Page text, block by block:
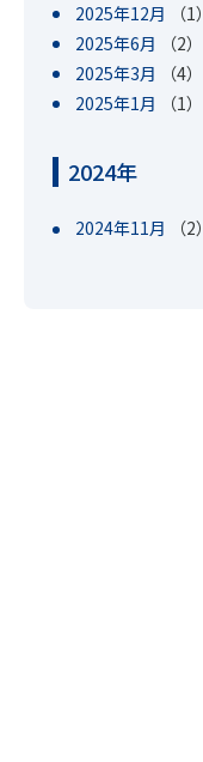
2025年12月 （1）
2025年6月
（2）
2025年3月
（4）
2025年1月
（1）
2024年
2024年11月 （2）